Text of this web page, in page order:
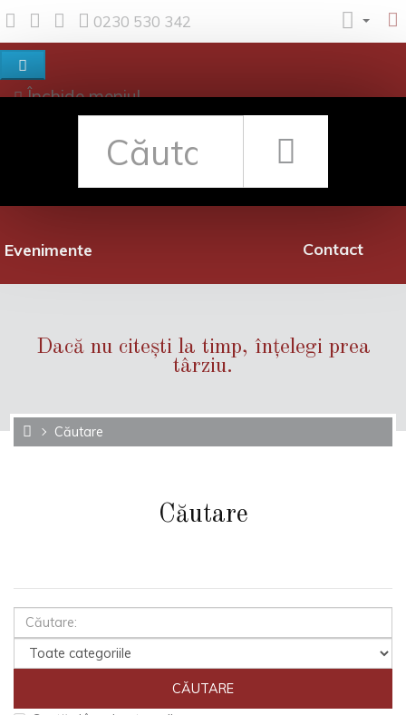
0230 530 342
Închide meniul
Evenimente
Rețea librării
Contact
Dacă nu citești la timp, înțelegi prea
târziu.
Căutare
Căutare